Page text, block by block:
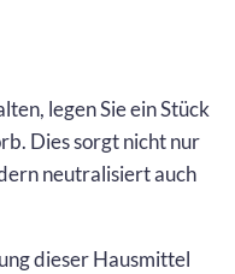
legen Sie ein Stück
Dies sorgt nicht nur
neutralisiert auch
dieser Hausmittel